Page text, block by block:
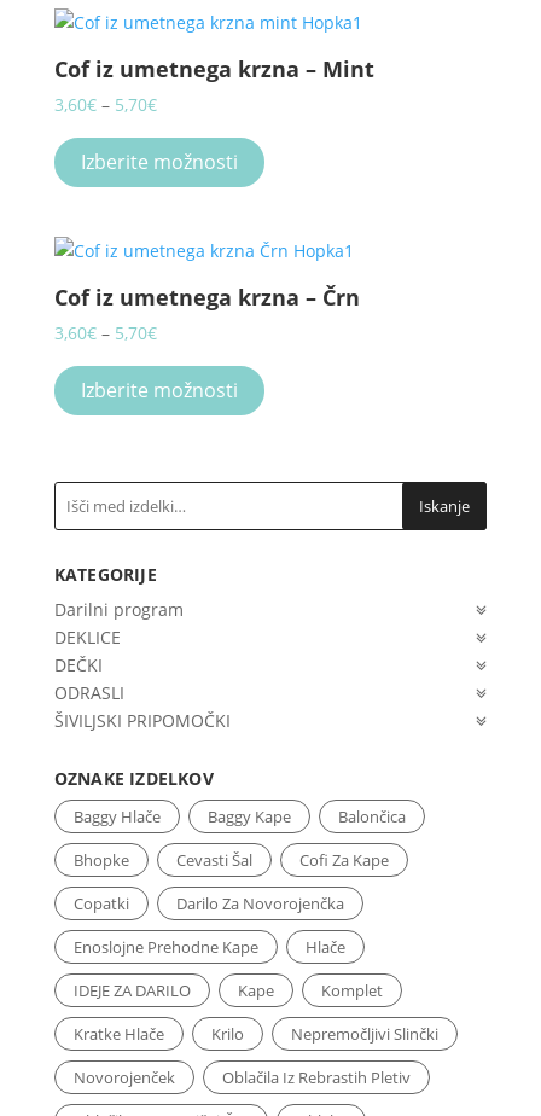
variants.
options
chosen
on
page
Cof iz umetnega krzna – Mint
3,60€ – 5,70€Price
3,60€
through
Izberite možnosti
product
variants.
options
chosen
on
Cof iz umetnega krzna – Črn
3,60€ – 5,70€Price
3,60€
through
Izberite možnosti
product
options
Iskanje
KATEGORIJE
Darilni program
DEKLICE
DEČKI
ODRASLI
ŠIVILJSKI PRIPOMOČKI
OZNAKE IZDELKOV
Baggy Hlače Baggy Kape
Balončica
Bhopke
Cevasti Šal
Cofi Za Kape
Copatki
Darilo Za Novorojenčka
Enoslojne Prehodne Kape
Hlače
IDEJE ZA DARILO
Kape
Komplet
Kratke Hlače
Krilo
Nepremočljivi Slinčki
Novorojenček
Oblačila Iz Rebrastih Pletiv